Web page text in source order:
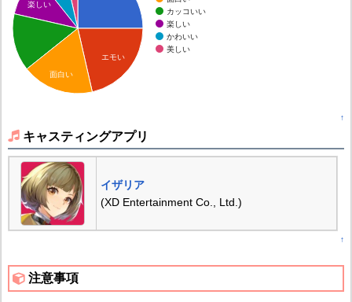
カッコいい
楽しい
かわいい
美しい
エモい
楽しい
面白い
↑
キャスティングアプリ
イザリア
(XD Entertainment Co., Ltd.)
↑
注意事項